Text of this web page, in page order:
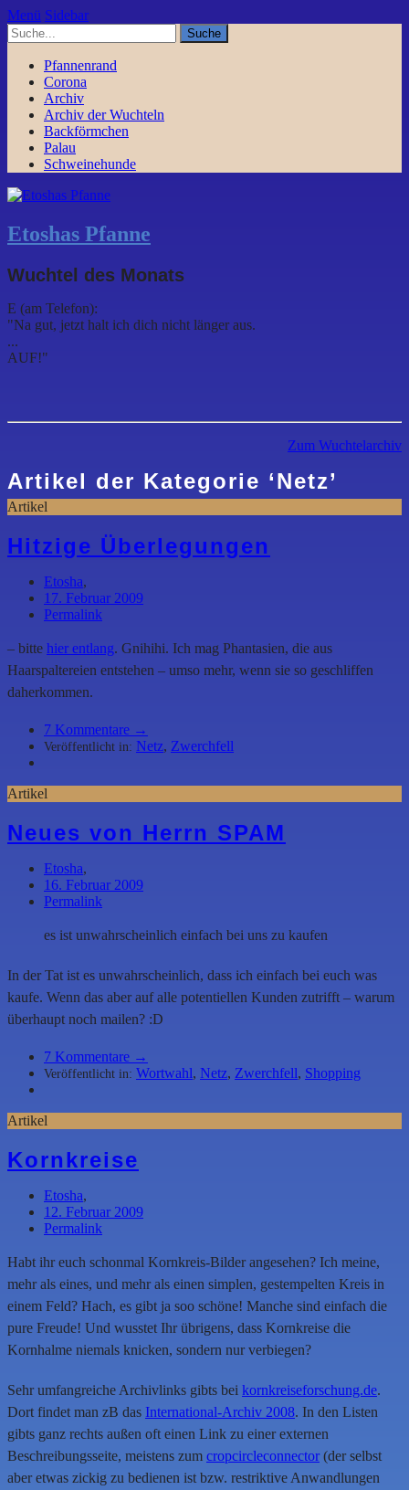
Menü Sidebar
Pfannenrand
Corona
Archiv
Archiv der Wuchteln
Backförmchen
Palau
Schweinehunde
Etoshas Pfanne
Wuchtel des Monats
E (am Telefon):
"Na gut, jetzt halt ich dich nicht länger aus.
...
AUF!"
Zum Wuchtelarchiv
Artikel der Kategorie ‘Netz’
Artikel
Hitzige Überlegungen
Etosha,
17. Februar 2009
Permalink
– bitte hier entlang. Gnihihi. Ich mag Phantasien, die aus
Haarspaltereien entstehen – umso mehr, wenn sie so geschliffen
daherkommen.
7 Kommentare →
Veröffentlicht in: Netz, Zwerchfell
Artikel
Neues von Herrn SPAM
Etosha,
16. Februar 2009
Permalink
es ist unwahrscheinlich einfach bei uns zu kaufen
In der Tat ist es unwahrscheinlich, dass ich einfach bei euch was
kaufe. Wenn das aber auf alle potentiellen Kunden zutrifft – warum
überhaupt noch mailen? :D
7 Kommentare →
Veröffentlicht in: Wortwahl, Netz, Zwerchfell, Shopping
Artikel
Kornkreise
Etosha,
12. Februar 2009
Permalink
Habt ihr euch schonmal Kornkreis-Bilder angesehen? Ich meine,
mehr als eines, und mehr als einen simplen, gestempelten Kreis in
einem Feld? Hach, es gibt ja soo schöne! Manche sind einfach die
pure Freude! Und wusstet Ihr übrigens, dass Kornkreise die
Kornhalme niemals knicken, sondern nur verbiegen?
Sehr umfangreiche Archivlinks gibts bei kornkreiseforschung.de.
Dort findet man zB das International-Archiv 2008. In den Listen
gibts ganz rechts außen oft einen Link zu einer externen
Beschreibungsseite, meistens zum cropcircleconnector (der selbst
aber etwas zickig zu bedienen ist bzw. restriktive Anwandlungen